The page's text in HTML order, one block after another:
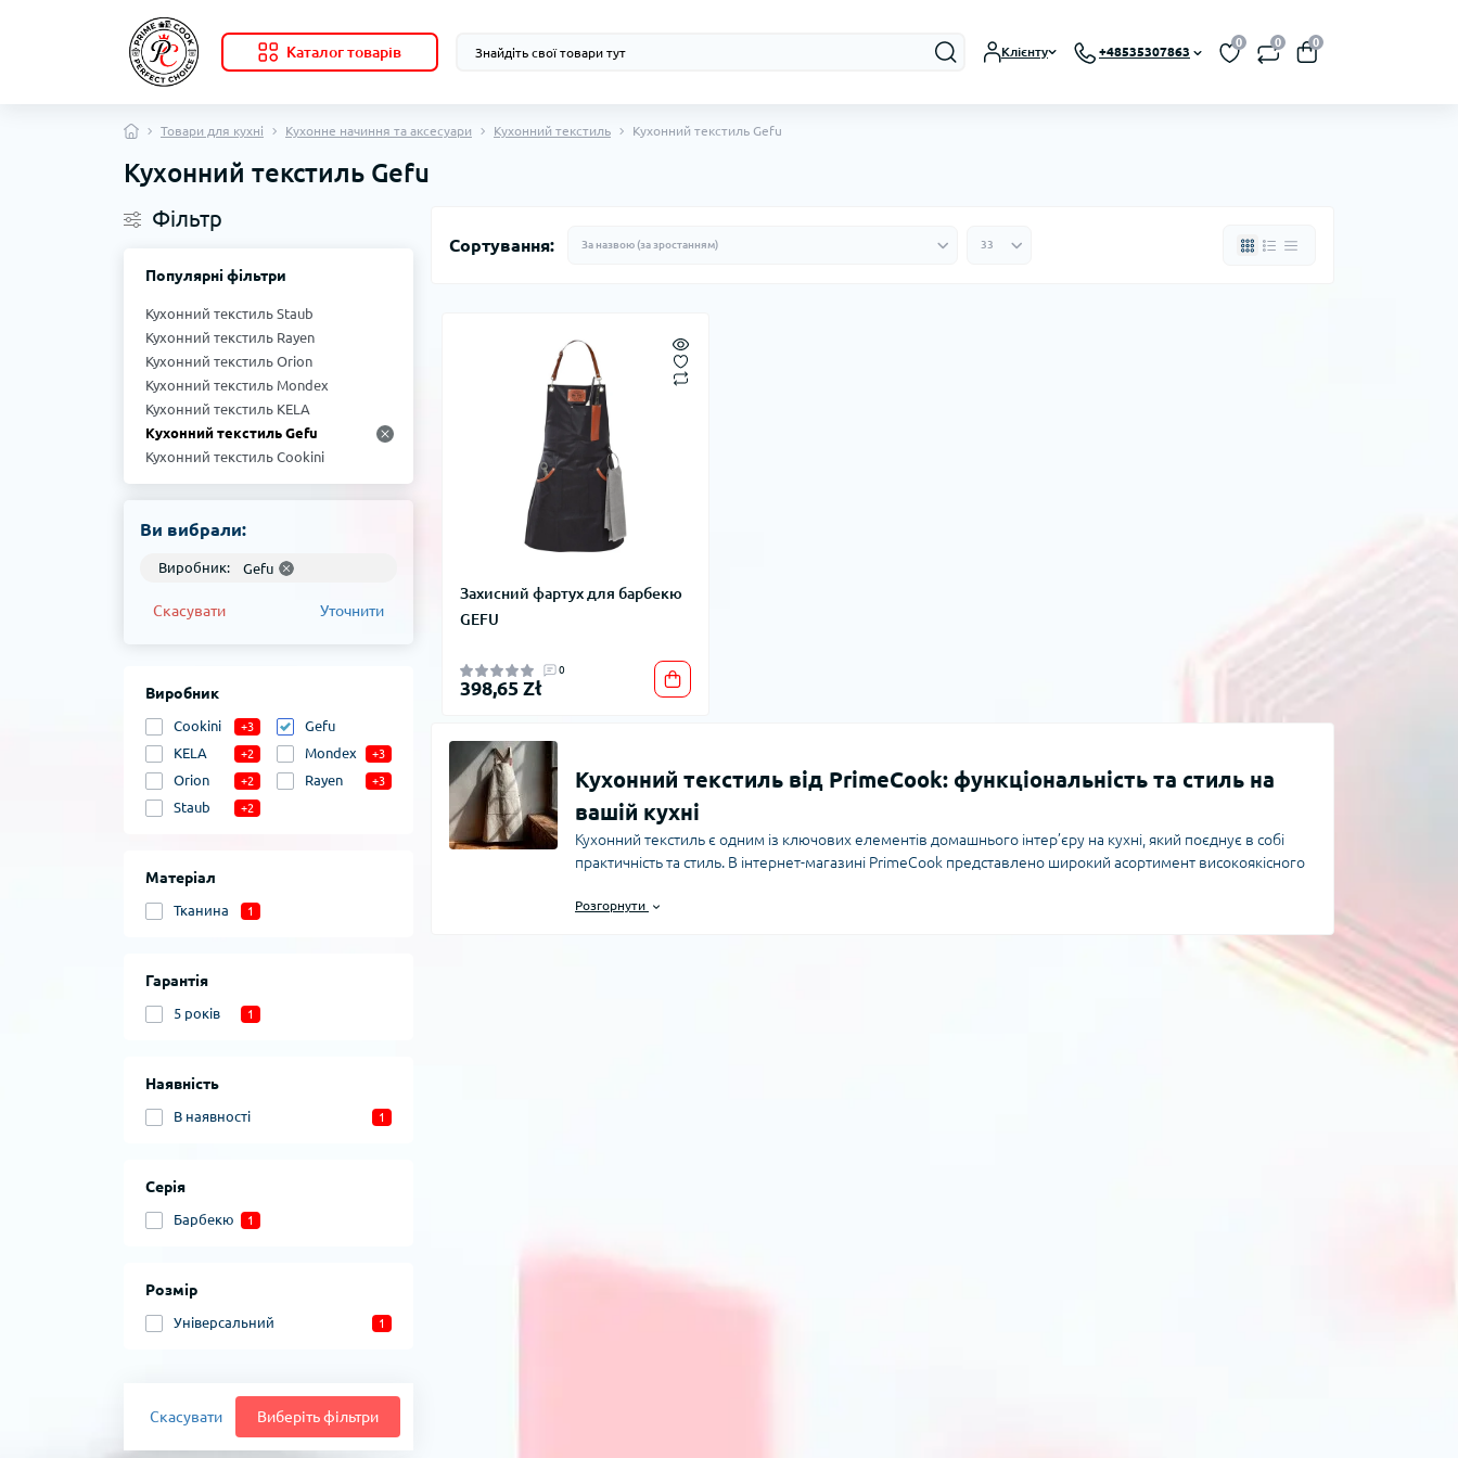
Каталог товарів Клієнту +48535307863
0 0 0
Товари для кухні Кухонне начиння та аксесуари Кухонний текстиль Кухонний текстиль Gefu
Кухонний текстиль Gefu
Фільтр
Популярні фільтри
Кухонний текстиль Staub
Кухонний текстиль Rayen
Кухонний текстиль Orion
Кухонний текстиль Mondex
Кухонний текстиль KELA
Кухонний текстиль Gefu
Кухонний текстиль Cookini
Ви вибрали:
Виробник: Gefu
Скасувати Уточнити
Виробник
Cookini +3
Gefu
KELA
+2 Mondex +3
Orion +2 Rayen +3
Staub +2
Матеріал
Тканина 1
Гарантія
5 років 1
Наявність
В наявності 1
Серія
Барбекю 1
Розмір
Універсальний 1
Скасувати Виберіть фільтри
Сортування:
Захисний фартух для барбекю
GEFU
0
398,65 Zł
Кухонний текстиль від PrimeCook: функціональність та стиль на
вашій кухні
Кухонний текстиль є одним із ключових елементів домашнього інтер’єру на кухні, який поєднує в собі
практичність та стиль. В інтернет-магазині PrimeCook представлено широкий асортимент високоякісного
текстиль, важливо враховувати не тільки зовнішній вигляд, а й матеріали, технології виготовлення та
Розгорнути